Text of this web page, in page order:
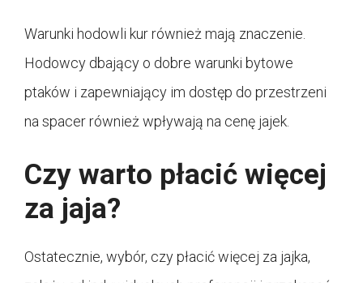
Warunki hodowli kur również mają znaczenie.
Hodowcy dbający o dobre warunki bytowe
ptaków i zapewniający im dostęp do przestrzeni
na spacer również wpływają na cenę jajek.
Czy warto płacić więcej
za jaja?
Ostatecznie, wybór, czy płacić więcej za jajka,